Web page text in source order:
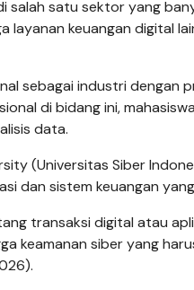
satu sektor yang
layanan keuangan digital
sebagai industri dengan
di bidang ini,
data.
(Universitas Siber
dan sistem keuangan
transaksi digital atau
keamanan siber yang